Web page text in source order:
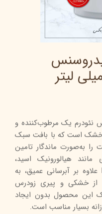
نئودرم یک مرطوب‌کننده و
خشک است که با بافت سبک
به‌صورت ماندگار تامین
هیالورونیک اسید،
گلیسیرین، ویتامین E و ویتامین B5 علاوه بر آبرسانی عمیق، به
از خشکی و پیری زودرس
این محصول بدون ایجاد
بسیار مناسب است.